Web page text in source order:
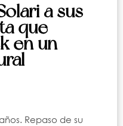
a sus
que
en un
Repaso de su